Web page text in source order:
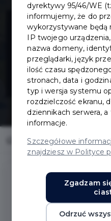
68-78
Home Inwestycje
Budowa ul.
dyrektywy 95/46/WE
informujemy, że do
wykorzystywane będą
IP twojego
nazwa domeny,
przeglądarki, język
ilość czasu
stronach, data i
typ i wersja systemu
rozdzielczość ekranu,
dziennikach serwera,
informacje.
Szczegółowe
znajdziesz w Polityce
Zgadzam
Odrzuć